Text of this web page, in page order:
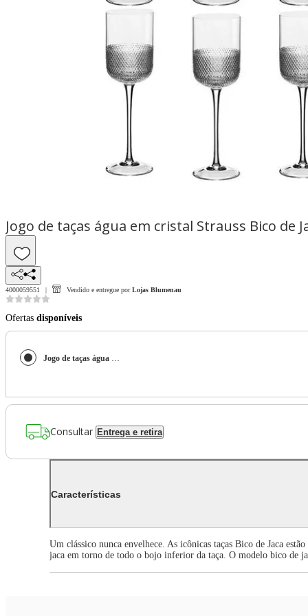
Jogo de taças água em cristal Strauss Bico de
4000059551 Vendido e entregue por Lojas Blumenau
Ofertas disponíveis
Jogo de taças água em cristal Strauss Bico de Jaca 416ml 6 peças 401.601.166
Consultar Entrega e retira
Características
Um clássico nunca envelhece. As icônicas taças Bico de Jaca
jaca em torno de todo o bojo inferior da taça. O modelo bico de